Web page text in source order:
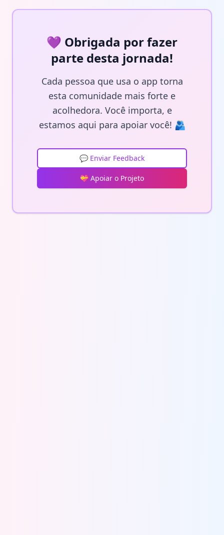
💜 Obrigada por fazer
parte desta jornada!
Cada pessoa que usa o app torna
esta comunidade mais forte e
acolhedora. Você importa, e
estamos aqui para apoiar você! 🫂
💬 Enviar Feedback
💝 Apoiar o Projeto